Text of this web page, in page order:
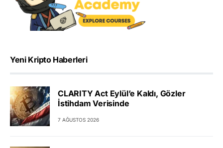
Yeni Kripto Haberleri
CLARITY Act Eylül’e Kaldı, Gözler
İstihdam Verisinde
7 AĞUSTOS 2026